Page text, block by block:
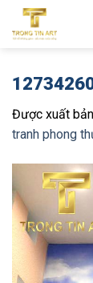
qua
Được xuất
tranh phong